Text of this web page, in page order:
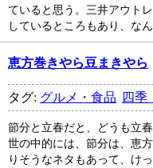
ていると思う。三井アウト
しているところもあり、な
恵方巻きやら豆まきやら
タグ: グルメ・食品 四季
節分と立春だと、どうも立
世の中的には、節分は、恵
りそうなネタもあって、け